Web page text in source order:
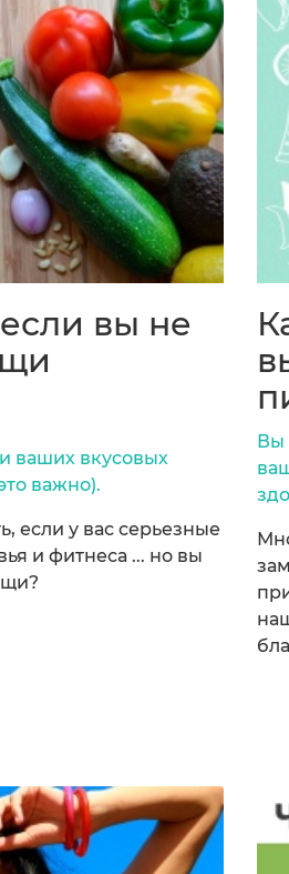
вы не
ваших вкусовых
важно).
если у вас серьезные
и фитнеса ... но вы
Вы